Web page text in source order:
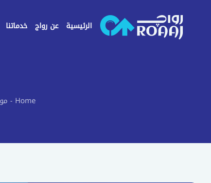
الرئيسية عن رواج خدماتنا
Home
-